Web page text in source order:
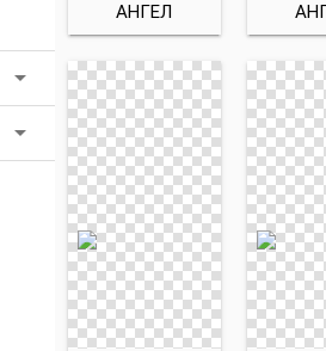
arrow_drop_down
arrow_drop_down
АНГЕЛ